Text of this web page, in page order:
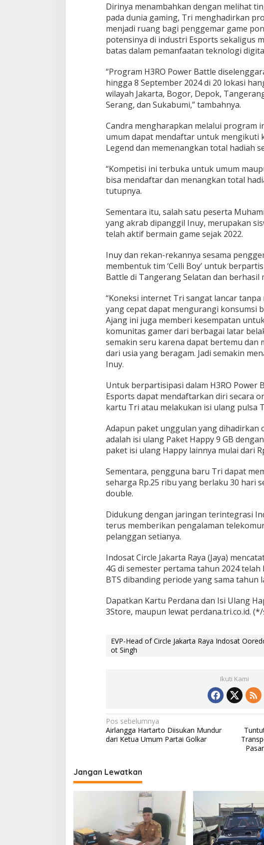
Dirinya menambahkan dengan melihat
pada dunia gaming, Tri menghadirkan
menjadi ruang bagi penggemar game
potensinya di industri Esports sekaligus
batas dalam pemanfaatan teknologi
“Program H3RO Power Battle
hingga 8 September 2024 di 20 lokasi
wilayah Jakarta, Bogor, Depok,
Serang, dan Sukabumi,” tambahnya.
Candra mengharapkan melalui program
umum dapat mendaftar untuk mengikuti
Legend dan memenangkan total hadiah
“Kompetisi ini terbuka untuk umum
bisa mendaftar dan menangkan total
tutupnya.
Sementara itu, salah satu peserta
yang akrab dipanggil Inuy, merupakan
telah aktif bermain game sejak 2022.
Inuy dan rekan-rekannya sesama
membentuk tim ‘Celli Boy’ untuk
Battle di Tangerang Selatan dan berhasil
“Koneksi internet Tri sangat lancar tanpa
yang cepat dapat mengurangi konsumsi
Ajang ini juga memberi kesempatan
komunitas gamer dari berbagai latar
semakin seru karena dapat bertemu dan
dari usia yang beragam. Jadi semakin
Inuy.
Untuk berpartisipasi dalam H3RO Power
Esports dapat mendaftarkan diri secara
kartu Tri atau melakukan isi ulang pulsa
Adapun paket unggulan yang dihadirkan
adalah isi ulang Paket Happy 9 GB
paket isi ulang Happy lainnya mulai dari
Sementara, pengguna baru Tri dapat
seharga Rp.25 ribu yang berlaku 30 hari
double.
Didukung dengan jaringan terintegrasi
terus memberikan pengalaman
pelanggan setianya.
Indosat Circle Jakarta Raya (Jaya)
4G di semester pertama tahun 2024
BTS dibanding periode yang sama tahun
Dapatkan Kartu Perdana dan Isi Ulang
3Store, maupun lewat perdana.tri.co.id. (*/
EVP-Head of Circle Jakarta Raya Indosat
ot Singh
Ikuti Kami
N
a
i
g
a
p
Pos sebelumnya
Airlangga Hartarto Diisukan Mundur
dari Ketua Umum Partai Golkar
Jangan Lewatkan